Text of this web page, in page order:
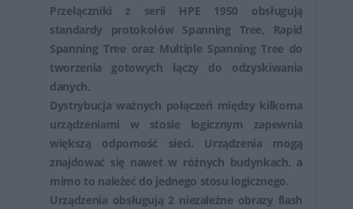
Przełączniki z serii HPE 1950 obsługują
standardy protokołów Spanning Tree, Rapid
Spanning Tree oraz Multiple Spanning Tree do
tworzenia gotowych łączy do odzyskiwania
danych.
Dystrybucja ważnych połączeń między kilkoma
urządzeniami w stosie logicznym zapewnia
większą odporność sieci. Urządzenia mogą
znajdować się nawet w różnych budynkach, a
mimo to należeć do jednego stosu logicznego.
Urządzenia obsługują 2 niezależne obrazy flash